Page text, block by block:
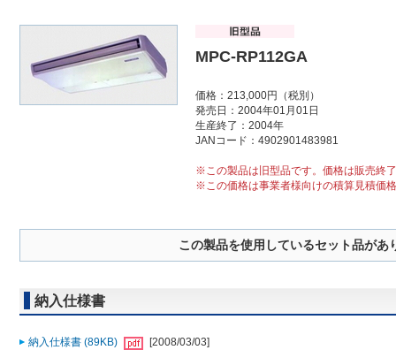
MPC-RP112GA
価格：213,000円（税別）
発売日：2004年01月01日
生産終了：2004年
JANコード：4902901483981
※この製品は旧型品です。価格は販売終
※この価格は事業者様向けの積算見積価
この製品を使用しているセット品があ
納入仕様書
納入仕様書 (89KB) [2008/03/03]